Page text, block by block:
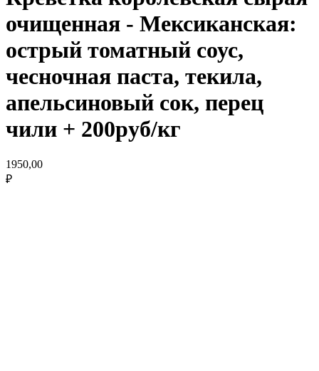
очищенная - Мексиканская:
острый томатный соус,
чесночная паста, текила,
апельсиновый сок, перец
чили + 200руб/кг
1950,00
₽